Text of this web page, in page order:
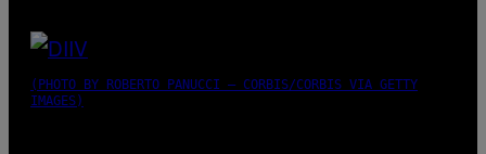
(PHOTO BY ROBERTO PANUCCI – CORBIS/CORBIS VIA GETTY
IMAGES)